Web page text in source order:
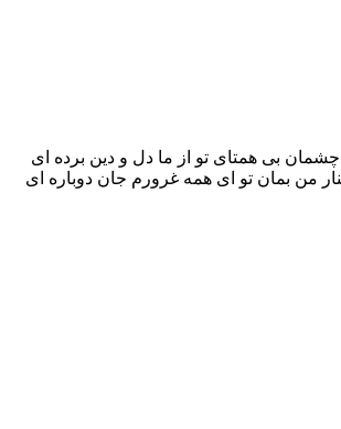
بی همتای تو از ما دل و دین برده ای
من بمان تو ای همه غرورم جان دوباره ای